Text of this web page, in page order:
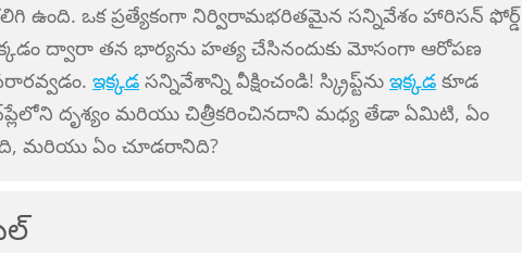
ఉంది. ఒక ప్రత్యేకంగా నిర్విరామభరితమైన సన్నివేశం హారిసన్ ఫోర్డ్
ద్వారా తన భార్యను హత్య చేసినందుకు మోసంగా ఆరోపణ
ఇక్కడ సన్నివేశాన్ని వీక్షించండి! స్క్రిప్ట్‌నుఇక్కడ కూడ
దృశ్యం మరియు చిత్రీకరించినదాని మధ్య తేడా ఏమిటి, ఏం
మరియు ఏం చూడరానిది?